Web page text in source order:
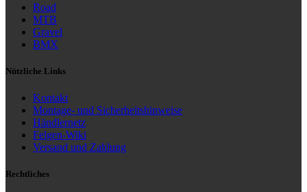
Road
MTB
Gravel
BMX
Nützliche Links
Kontakt
Montage- und Sicherheitshinweise
Händlernetz
Felgen-Wiki
Versand und Zahlung
Rechtliches